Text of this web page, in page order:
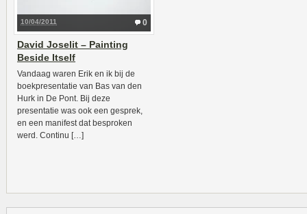
0
10/04/2011
David Joselit – Painting
Beside Itself
Vandaag waren Erik en ik bij de
boekpresentatie van Bas van den
Hurk in De Pont. Bij deze
presentatie was ook een gesprek,
en een manifest dat besproken
werd. Continu […]